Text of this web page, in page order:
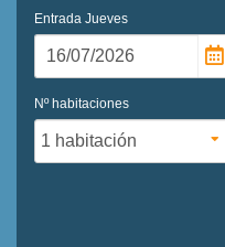
Entrada Jueves
Nº habitaciones